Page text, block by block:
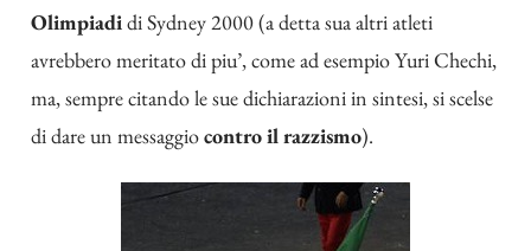
Olimpiadidi Sydney 2000 (a detta sua altri atleti
avrebbero meritato di piu’, come ad esempio Yuri Chechi,
ma, sempre citando le sue dichiarazioni in sintesi, si scelse
di dare un messaggiocontro il razzismo).